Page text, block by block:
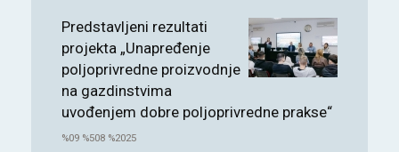
Predstavljeni rezultati
projekta „Unapređenje
poljoprivredne proizvodnje
na gazdinstvima
uvođenjem dobre poljoprivredne prakse“
%09 %508 %2025